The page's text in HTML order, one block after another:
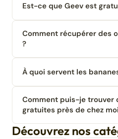
Est-ce que Geev est
Comment récupérer des
?
À quoi servent les
Comment puis-je trouver
gratuites près de chez
Découvrez nos